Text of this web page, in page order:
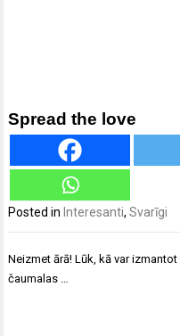
Spread the love
Posted in Interesanti,Svarīgi
Ziņu
izvēlne
Neizmet ārā! Lūk, kā var izmantot
čaumalas …